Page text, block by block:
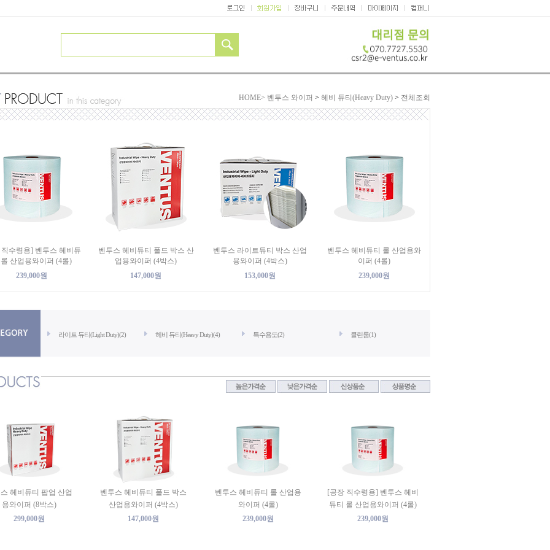
HOME> 벤투스 와이퍼 > 헤비 듀티(Heavy Duty)> 전체조회
수령용] 벤투스 헤비듀
산업용와이퍼 (4롤)
239,000원
벤투스 헤비듀티 폴드 박스 산
업용와이퍼 (4박스)
147,000원
벤투스 라이트듀티 박스 산업
용와이퍼 (4박스)
153,000원
벤투스 헤비듀티 롤 산업용와
이퍼 (4롤)
239,000원
라이트 듀티(Light Duty)(2) 헤비 듀티(Heavy Duty)(4) 특수용도(2) 클린룸(1)
헤비듀티 팝업 산업
용와이퍼 (8박스)
299,000원
벤투스 헤비듀티 폴드 박스
산업용와이퍼 (4박스)
147,000원
벤투스 헤비듀티 롤 산업용
와이퍼 (4롤)
239,000원
[공장 직수령용] 벤투스 헤비
듀티 롤 산업용와이퍼 (4롤)
239,000원